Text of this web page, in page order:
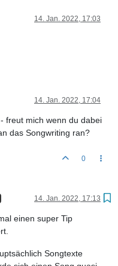
14. Jan. 2022, 17:03
14. Jan. 2022, 17:04
freut mich wenn du dabei
das Songwriting ran?
0
14. Jan. 2022, 17:13
einen super Tip
Songtexte